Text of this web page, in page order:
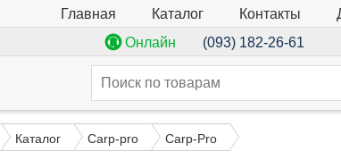
Главная Каталог Контакты
Онлайн
(093) 182-26-61
Каталог Carp-pro Carp-Pro